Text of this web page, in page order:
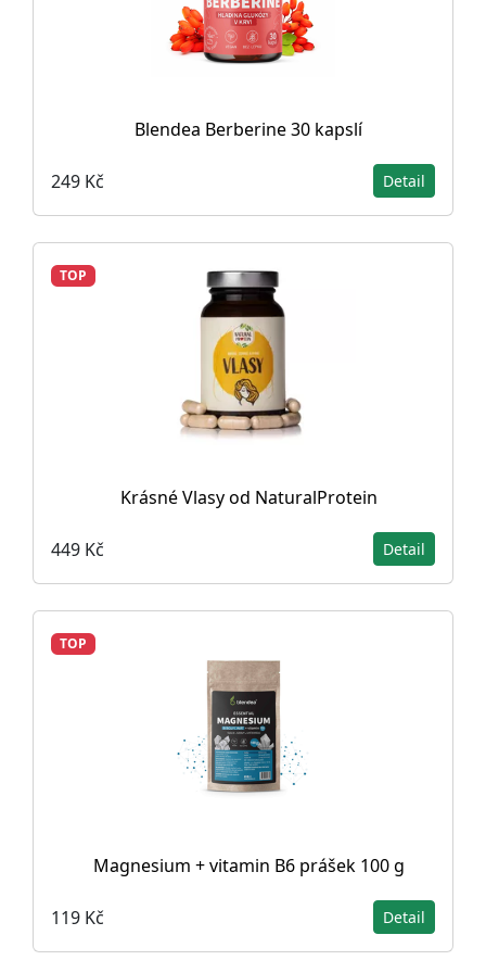
Blendea Berberine 30 kapslí
249 Kč Detail
TOP
Krásné Vlasy od NaturalProtein
449 Kč Detail
TOP
Magnesium + vitamin B6 prášek 100 g
119 Kč Detail